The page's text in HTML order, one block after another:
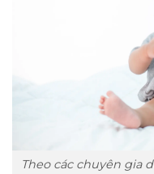
Theo các chuyên gia